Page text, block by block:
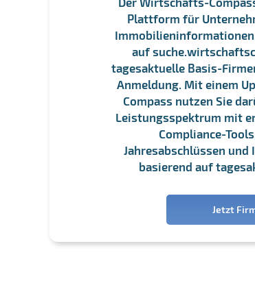
Plattform für
auf
tagesaktuelle Basis-
Anmeldung. Mit einem
Compass nutzen Sie
Leistungsspektrum mit
Compliance-
Jahresabschlüssen
basierend auf
Jetzt